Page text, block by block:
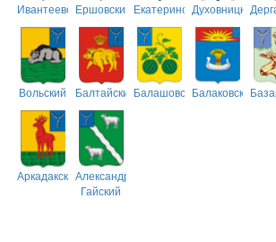
ИвантеевскийЕршовский ЕкатериновскийДуховницкий
Вольский БалтайскийБалашовскийБалаковский
АркадакскийАлександрово-
Гайский